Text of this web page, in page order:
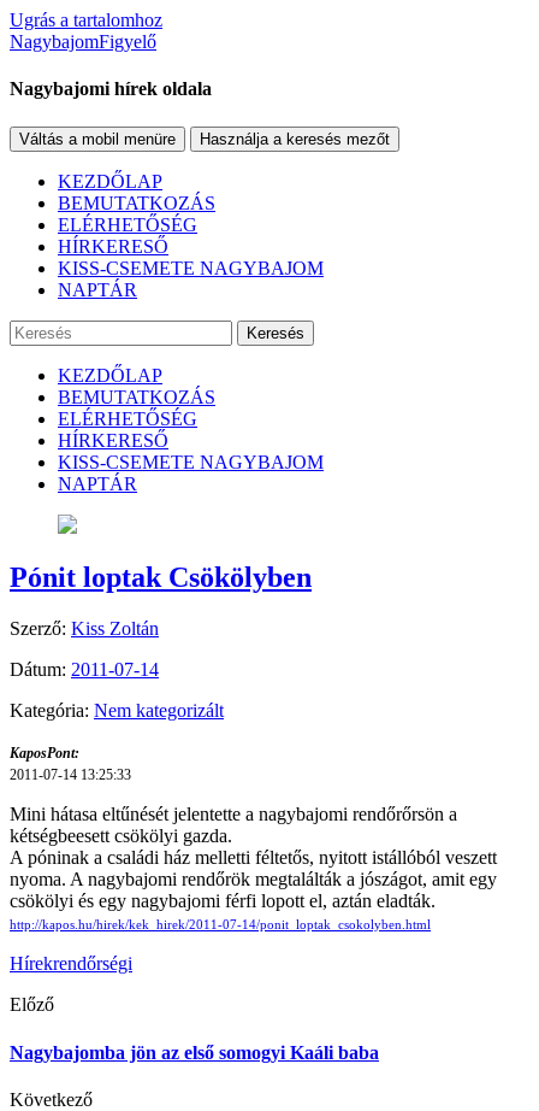
Ugrás a tartalomhoz
NagybajomFigyelő
Nagybajomi hírek oldala
Váltás a mobil menüre Használja a keresés mezőt
KEZDŐLAP
BEMUTATKOZÁS
ELÉRHETŐSÉG
HÍRKERESŐ
KISS-CSEMETE NAGYBAJOM
NAPTÁR
Keresés
KEZDŐLAP
BEMUTATKOZÁS
ELÉRHETŐSÉG
HÍRKERESŐ
KISS-CSEMETE NAGYBAJOM
NAPTÁR
Pónit loptak Csökölyben
Szerző: Kiss Zoltán
Dátum: 2011-07-14
Kategória: Nem kategorizált
KaposPont:
2011-07-14 13:25:33
Mini hátasa eltűnését jelentette a nagybajomi rendőrőrsön a
kétségbeesett csökölyi gazda.
A póninak a családi ház melletti féltetős, nyitott istállóból veszett
nyoma. A nagybajomi rendőrök megtalálták a jószágot, amit egy
csökölyi és egy nagybajomi férfi lopott el, aztán eladták.
http://kapos.hu/hirek/kek_hirek/2011-07-14/ponit_loptak_csokolyben.html
Hírekrendőrségi
Előző
Nagybajomba jön az első somogyi Kaáli baba
Következő